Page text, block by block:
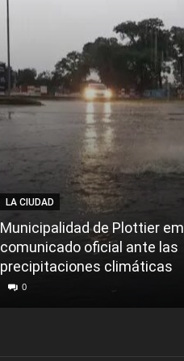
LA CIUDAD
Municipalidad de Plottier
comunicado oficial ante las
precipitaciones climáticas
0